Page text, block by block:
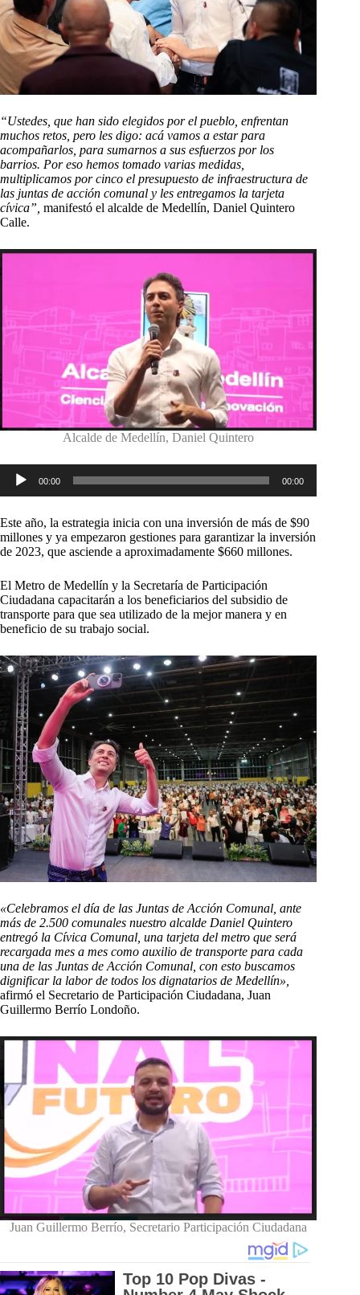
“Ustedes, que han sido elegidos por el pueblo, enfrentan
muchos retos, pero les digo: acá vamos a estar para
acompañarlos, para sumarnos a sus esfuerzos por los
barrios. Por eso hemos tomado varias medidas,
multiplicamos por cinco el presupuesto de infraestructura de
las juntas de acción comunal y les entregamos la tarjeta
cívica”, manifestó el alcalde de Medellín, Daniel Quintero
Calle.
Alcalde de Medellín, Daniel Quintero
Reproductor
audio
00:00 00:00
Este año, la estrategia inicia con una inversión de más de $90
millones y ya empezaron gestiones para garantizar la inversión
de 2023, que asciende a aproximadamente $660 millones.
El Metro de Medellín y la Secretaría de Participación
Ciudadana capacitarán a los beneficiarios del subsidio de
transporte para que sea utilizado de la mejor manera y en
beneficio de su trabajo social.
«Celebramos el día de las Juntas de Acción Comunal, ante
más de 2.500 comunales nuestro alcalde Daniel Quintero
entregó la Cívica Comunal, una tarjeta del metro que será
recargada mes a mes como auxilio de transporte para cada
una de las Juntas de Acción Comunal, con esto buscamos
dignificar la labor de todos los dignatarios de Medellín»,
afirmó el Secretario de Participación Ciudadana, Juan
Guillermo Berrío Londoño.
Juan Guillermo Berrío, Secretario Participación Ciudadana